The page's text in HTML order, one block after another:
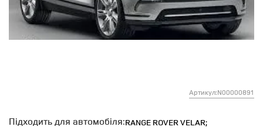
Артикул:N00000891
Підходить для автомобіля:RANGE ROVER VELAR;